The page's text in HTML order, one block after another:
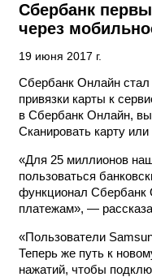
Сбербанк
через
19 июня 2017 г.
Сбербанк Онлайн стал
привязки карты к
в Сбербанк Онлайн,
Сканировать карту
«Для 25 миллионов
пользоваться
функционал Сбербанк
платежам», —
«Пользователи
Теперь же путь к
нажатий, чтобы